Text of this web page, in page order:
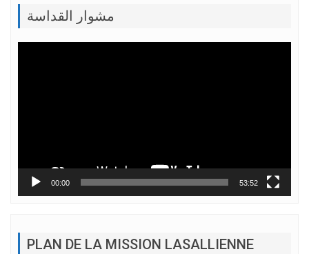
مشوار القداسة
00:00 53:52
PLAN DE LA MISSION LASALLIENNE